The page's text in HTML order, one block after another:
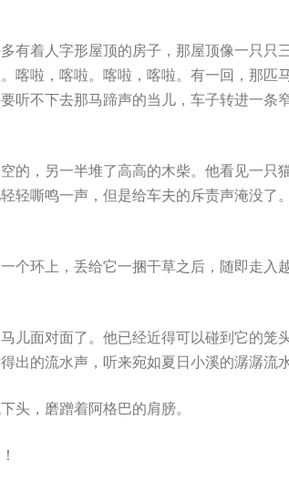
有着人字形屋顶的房子，那屋顶像一只只
喀啦，喀啦。喀啦，喀啦。有一回，那匹
听不下去那马蹄声的当儿，车子转进一条
的，另一半堆了高高的木柴。他看见一只
嘶鸣一声，但是给车夫的斥责声淹没了
个环上，丢给它一捆干草之后，随即走入
儿面对面了。他已经近得可以碰到它的笼
的流水声，听来宛如夏日小溪的潺潺流水
头，磨蹭着阿格巴的肩膀。